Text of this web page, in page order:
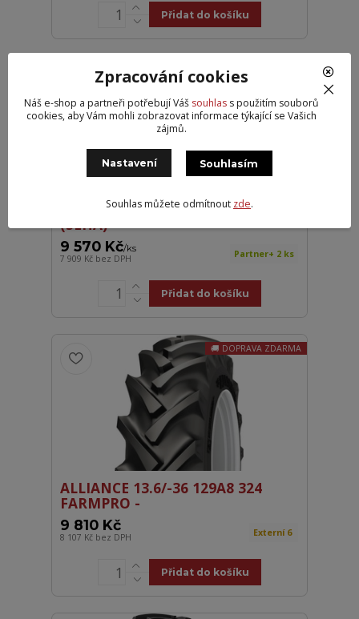
Přidat do košíku
DOPRAVA ZDARMA
ÖZKA 13,6-36 8PR KNK50 TT
(SEHA)
9 570 Kč/ks
7 909 Kč bez DPH Partner+ 2 ks
Přidat do košíku
DOPRAVA ZDARMA
ALLIANCE 13.6/-36 129A8 324
FARMPRO -
9 810 Kč
8 107 Kč bez DPH Externí 6
Přidat do košíku
Zpracování cookies
Náš e-shop a partneři potřebují Váš souhlass použitím souborů
cookies, aby Vám mohli zobrazovat informace týkající se Vašich
zájmů.
Nastavení Souhlasím
Souhlas můžete odmítnout zde.